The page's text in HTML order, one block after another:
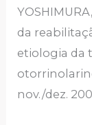
da
etiologia da
nov./dez.